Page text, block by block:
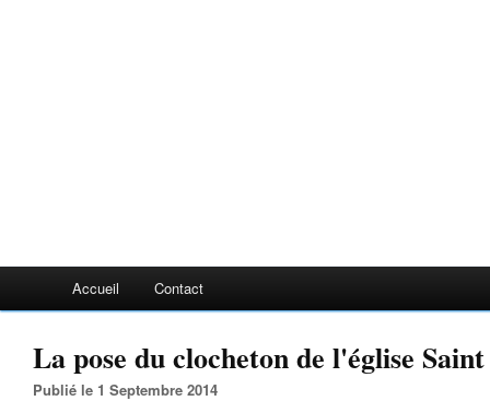
Accueil Contact
La pose du clocheton de l'église
Publié le 1 Septembre 2014